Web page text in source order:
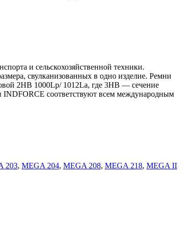
и сельскохозяйственной техники.
свулканизованных в одно изделие. Ремни
2HB 1000Lp/ 1012La, где 3HB — сечение
соответствуют всем международным
203, MEGA 204, MEGA 208, MEGA 218, MEGA II